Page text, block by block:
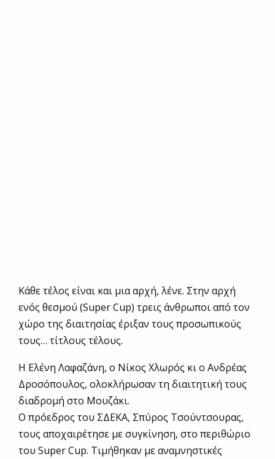
Κάθε τέλος είναι και μια αρχή, λένε. Στην αρχή
ενός θεσμού (Super Cup) τρεις άνθρωποι από τον
χώρο της διαιτησίας έριξαν τους προσωπικούς
τους… τίτλους τέλους.
Η Ελένη Λαφαζάνη, ο Νίκος Χλωρός κι ο Ανδρέας
Δροσόπουλος, ολοκλήρωσαν τη διαιτητική τους
διαδρομή στο Μουζάκι.
Ο πρόεδρος του ΣΔΕΚΑ, Σπύρος Τσούντσουρας,
τους αποχαιρέτησε με συγκίνηση, στο περιθώριο
του Super Cup. Τιμήθηκαν με αναμνηστικές